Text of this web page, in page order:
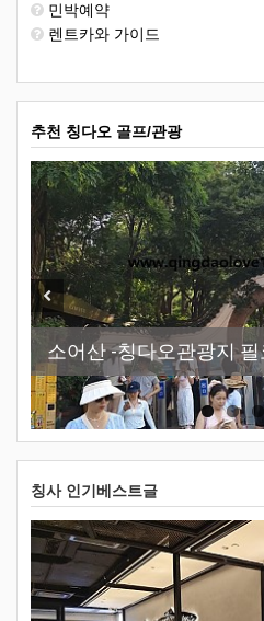
민박예약
렌트카와 가이드
추천 칭다오 골프/관광
소어산 -칭다오관광지
칭다오-천주교당
칭다오날씨 참 최고
칭다오맥주박물관 이용
Previous
칭사 인기베스트글